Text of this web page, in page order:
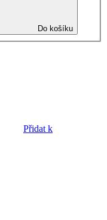
Do košíku
Přidat k